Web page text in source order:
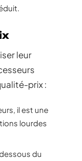
leur
prix :
il est une
lourdes
du